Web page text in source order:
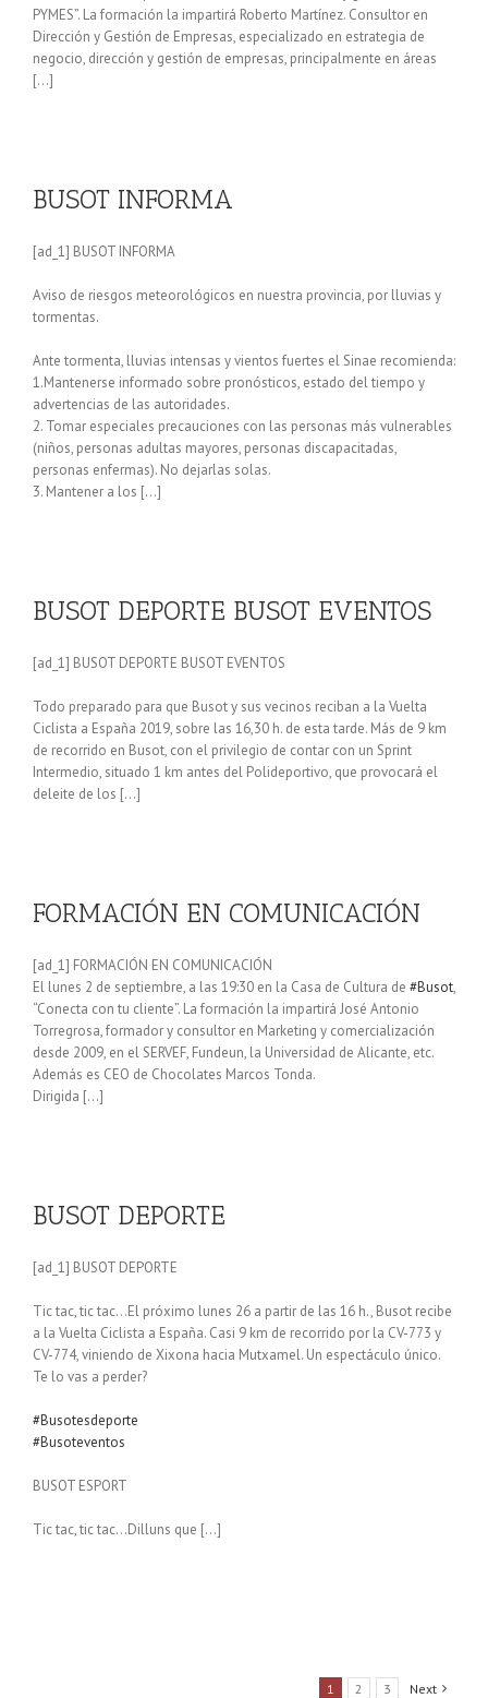
PYMES”. La formación la impartirá Roberto Martínez. Consultor en
Dirección y Gestión de Empresas, especializado en estrategia de
negocio, dirección y gestión de empresas, principalmente en áreas
[…]
BUSOT INFORMA
[ad_1] BUSOT INFORMA
Aviso de riesgos meteorológicos en nuestra provincia, por lluvias y
tormentas.
Ante tormenta, lluvias intensas y vientos fuertes el Sinae recomienda:
1.Mantenerse informado sobre pronósticos, estado del tiempo y
advertencias de las autoridades.
2. Tomar especiales precauciones con las personas más vulnerables
(niños, personas adultas mayores, personas discapacitadas,
personas enfermas). No dejarlas solas.
3. Mantener a los […]
BUSOT DEPORTE BUSOT EVENTOS
[ad_1] BUSOT DEPORTE BUSOT EVENTOS
Todo preparado para que Busot y sus vecinos reciban a la Vuelta
Ciclista a España 2019, sobre las 16,30 h. de esta tarde. Más de 9 km
de recorrido en Busot, con el privilegio de contar con un Sprint
Intermedio, situado 1 km antes del Polideportivo, que provocará el
deleite de los […]
FORMACIÓN EN COMUNICACIÓN
[ad_1] FORMACIÓN EN COMUNICACIÓN
El lunes 2 de septiembre, a las 19:30 en la Casa de Cultura de #Busot,
“Conecta con tu cliente”. La formación la impartirá José Antonio
Torregrosa, formador y consultor en Marketing y comercialización
desde 2009, en el SERVEF, Fundeun, la Universidad de Alicante, etc.
Además es CEO de Chocolates Marcos Tonda.
Dirigida […]
BUSOT DEPORTE
[ad_1] BUSOT DEPORTE
Tic tac, tic tac…El próximo lunes 26 a partir de las 16 h., Busot recibe
a la Vuelta Ciclista a España. Casi 9 km de recorrido por la CV-773 y
CV-774, viniendo de Xixona hacia Mutxamel. Un espectáculo único.
Te lo vas a perder?
#Busotesdeporte
#Busoteventos
BUSOT ESPORT
Tic tac, tic tac…Dilluns que […]
1 2 3 Next